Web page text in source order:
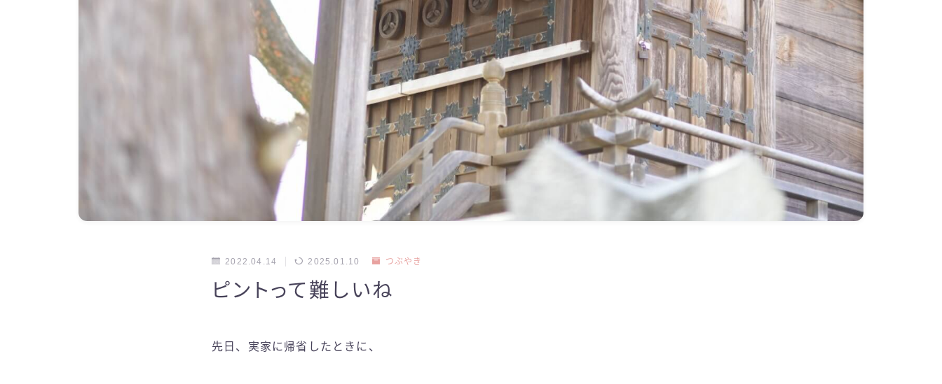
2022.04.14 2025.01.10 つぶやき
ピントって難しいね
先日、実家に帰省したときに、